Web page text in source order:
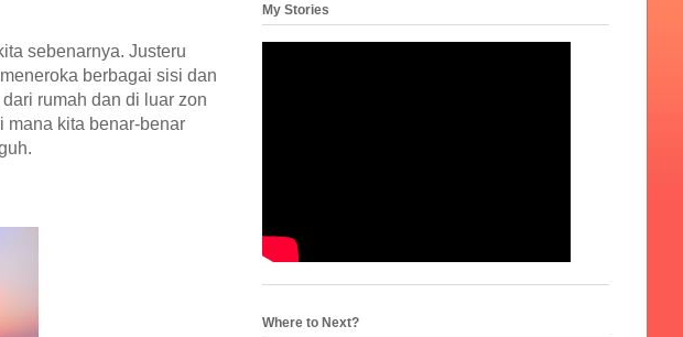
sebenarnya. Justeru
berbagai sisi dan
rumah dan di luar zon
mana kita benar-benar
My Stories
Where to Next?